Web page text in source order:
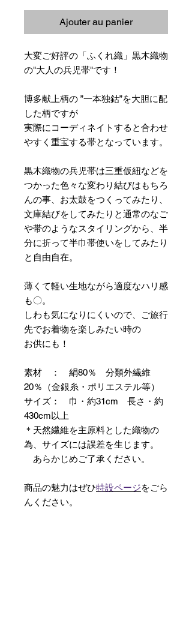
Ajouter au panier
大変ご好評の「ふくれ織」黒木織物
の"大人の兵児帯"です！
博多献上柄の ”一本独鈷”を大胆に配
した柄ですが
実際にコーディネイトすると合わせ
やすく重宝する帯となっています。
黒木織物の兵児帯は三重仮紐などを
つかった色々な変わり結びはもちろ
んの事、お太鼓をつくってみたり、
文庫結びをしてみたりと通常のなご
や帯のようなスタイリングから、半
分に折って半巾帯使いをしてみたり
と自由自在。
薄くて軽い生地ながら適度なハリ感
も〇。
しわも気になりにくいので、ご旅行
先でお着物を楽しみたい時の
お供にも！
素材 ： 絹80％ 分類外繊維
20％（金銀糸・ポリエステル等）
サイズ： 巾・約31cm 長さ・約
430cm以上
＊天然繊維を主原料とした織物の
為、サイズには誤差を生じます。
あらかじめご了承ください。
商品の魅力はぜひ特設ページをごら
んください。